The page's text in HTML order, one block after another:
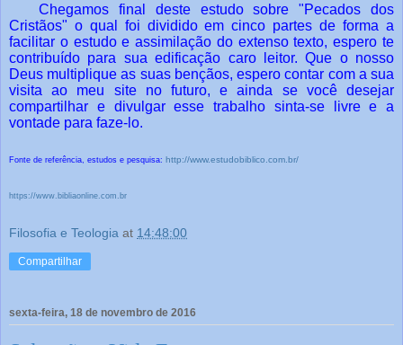
Chegamos final deste estudo sobre "Pecados dos
Cristãos" o qual foi dividido em cinco partes de forma a
facilitar o estudo e assimilação do extenso texto, espero te
contribuído para sua edificação caro leitor. Que o nosso
Deus multiplique as suas bençãos, esperocontar coma sua
visita ao meu site no futuro, e ainda se você desejar
compartilhar e divulgar esse trabalho sinta-se livre e a
vontade para faze-lo.
Fonte de referência, estudos e pesquisa: http://www.estudobiblico.com.br/
https://www.bibliaonline.com.br
Filosofia e Teologia at 14:48:00
Compartilhar
sexta-feira, 18 de novembro de 2016